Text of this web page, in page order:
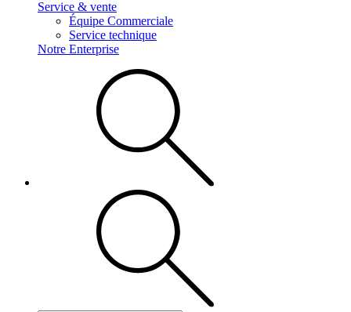
Service & vente
Équipe Commerciale
Service technique
Notre Enterprise